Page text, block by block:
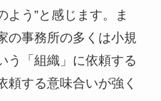
よう”と感じます。ま
の事務所の多くは小規
う「組織」に依頼する
頼する意味合いが強く